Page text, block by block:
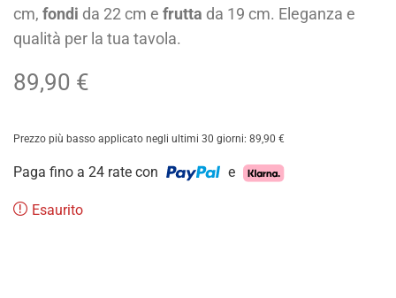
cm, fondi da 22 cm e frutta da 19 cm. Eleganza e
qualità per la tua tavola.
89,90 €
Prezzo più basso applicato negli ultimi 30 giorni: 89,90 €
Paga fino a 24 rate con e
Esaurito